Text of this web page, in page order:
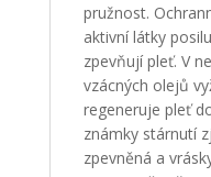
pružnost.
aktivní látky
zpevňují pleť. V
vzácných olejů
regeneruje pleť
známky stárnutí
zpevněná a